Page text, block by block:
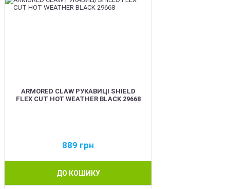
ARMORED CLAW РУКАВИЦІ SHIELD
FLEX CUT HOT WEATHER BLACK 29668
889 грн
ДО КОШИКУ